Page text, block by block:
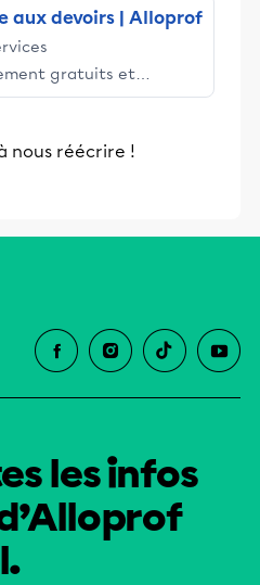
aux devoirs | Alloprof
gratuits et
engage les élèves
nous réécrire !
les infos